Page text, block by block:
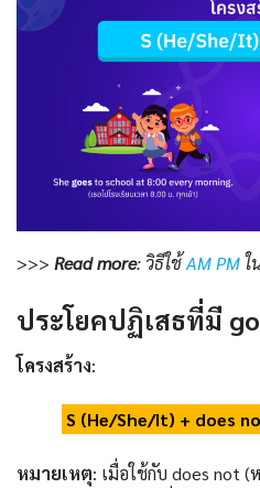
>>> Read more: วิธีใช้AM PMใ
ประโยคปฏิเสธที่มี
โครงสร้าง:
S (He/She/It) + does
หมายเหตุ: เมื่อใช้กับ does not (